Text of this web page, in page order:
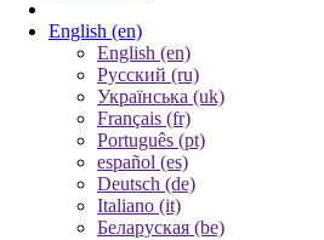
English (en)
English (en)
Русский (ru)
Українська (uk)
Français (fr)
Português (pt)
español (es)
Deutsch (de)
Italiano (it)
Беларуская (be)